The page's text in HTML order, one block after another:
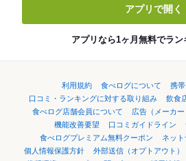
アプリで開く
アプリなら1ヶ月無料でラン
利用規約 食べログについて
携
口コミ・ランキングに対する取り組み
飲食
食べログ店舗会員について
広告（メーカ
機能改善要望
口コミガイドライン
食べログプレミアム無料クーポン
ネット
個人情報保護方針
外部送信（オプトアウト）